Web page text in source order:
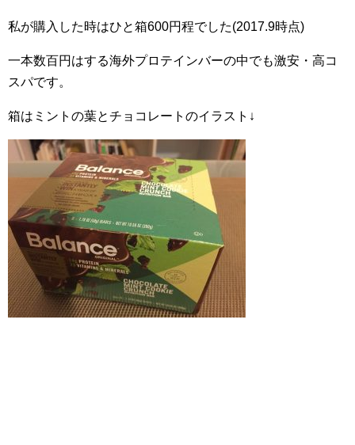
私が購入した時はひと箱600円程でした(2017.9時点)
一本数百円はする海外プロテインバーの中でも激安・高コ
スパです。
箱はミントの葉とチョコレートのイラスト↓